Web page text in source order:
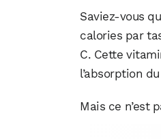
Saviez-vous
calories par
C. Cette
l’absorption
Mais ce n’est